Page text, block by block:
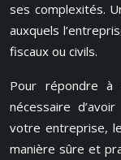
ses complexités.
auxquels
fiscaux ou civils.
Pour répondre à
nécessaire
votre entreprise,
manière sûre et